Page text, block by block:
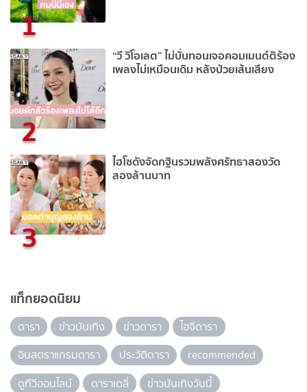
1
2
“วี วิโอเลต” ไม่บั่นทอนเจอคอมเมนต์ติร้อง
เพลงไม่เหมือนเดิม หลังป่วยเส้นเสียง
3
ไฮโซดังจัดกฐินรวมพลังศรัทธาสองวัด
สองล้านบาท
แท็กยอดนิยม
ดารา ข่าวบันเทิง ข่าวดารา
ไอจีดารา
อินสตราแกรมดารา
ประวัติดารา
recommended
ดูทีวีออนไลน์
ดาราเดลี่ ข่าวบันเทิงวันนี้